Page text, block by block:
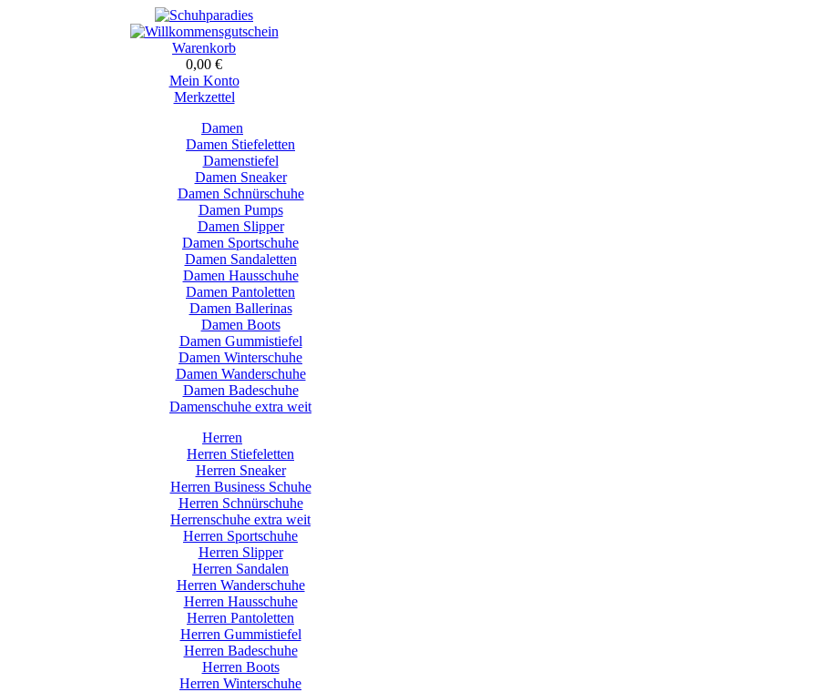
Warenkorb
0,00 €
Mein Konto
Merkzettel
Damen
Damen Stiefeletten
Damenstiefel
Damen Sneaker
Damen Schnürschuhe
Damen Pumps
Damen Slipper
Damen Sportschuhe
Damen Sandaletten
Damen Hausschuhe
Damen Pantoletten
Damen Ballerinas
Damen Boots
Damen Gummistiefel
Damen Winterschuhe
Damen Wanderschuhe
Damen Badeschuhe
Damenschuhe extra weit
Herren
Herren Stiefeletten
Herren Sneaker
Herren Business Schuhe
Herren Schnürschuhe
Herrenschuhe extra weit
Herren Sportschuhe
Herren Slipper
Herren Sandalen
Herren Wanderschuhe
Herren Hausschuhe
Herren Pantoletten
Herren Gummistiefel
Herren Badeschuhe
Herren Boots
Herren Winterschuhe